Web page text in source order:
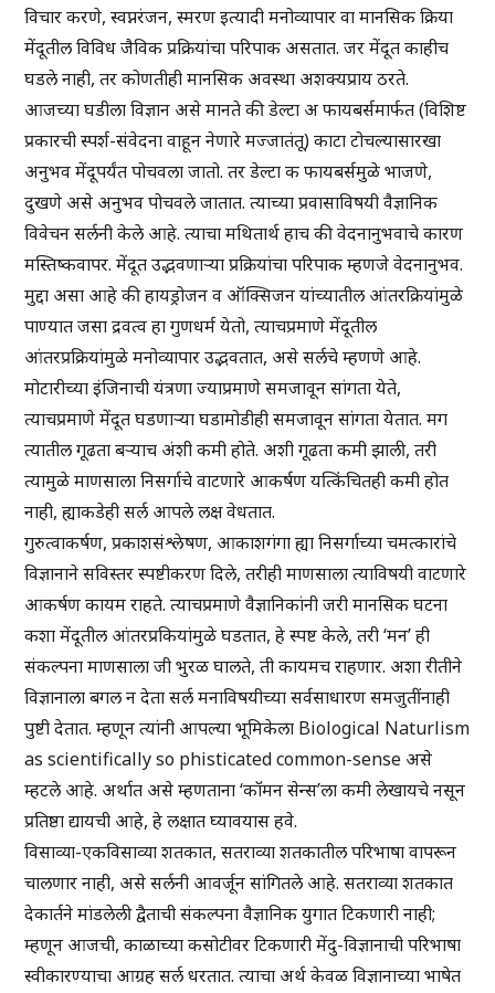
विचार करणे, स्वप्नरंजन, स्मरण इत्यादी मनोव्यापार वा मानसिक क्रिया
मेंदूतील विविध जैविक प्रक्रियांचा परिपाक असतात. जर मेंदूत काहीच
घडले नाही, तर कोणतीही मानसिक अवस्था अशक्यप्राय ठरते.
आजच्या घडीला विज्ञान असे मानते की डेल्टा अ फायबर्समार्फत (विशिष्ट
प्रकारची स्पर्श-संवेदना वाहून नेणारे मज्जातंतू) काटा टोचल्यासारखा
अनुभव मेंदूपर्यंत पोचवला जातो. तर डेल्टा क फायबर्समुळे भाजणे,
दुखणे असे अनुभव पोचवले जातात. त्याच्या प्रवासाविषयी वैज्ञानिक
विवेचन सर्लनी केले आहे. त्याचा मथितार्थ हाच की वेदनानुभवाचे कारण
मस्तिष्कवापर. मेंदूत उद्भवणाऱ्या प्रक्रियांचा परिपाक म्हणजे वेदनानुभव.
मुद्दा असा आहे की हायड्रोजन व ऑक्सिजन यांच्यातील आंतरक्रियांमुळे
पाण्यात जसा द्रवत्व हा गुणधर्म येतो, त्याचप्रमाणे मेंदूतील
आंतरप्रक्रियांमुळे मनोव्यापार उद्भवतात, असे सर्लचे म्हणणे आहे.
मोटारीच्या इंजिनाची यंत्रणा ज्याप्रमाणे समजावून सांगता येते,
त्याचप्रमाणे मेंदूत घडणाऱ्या घडामोडीही समजावून सांगता येतात. मग
त्यातील गूढता बऱ्याच अंशी कमी होते. अशी गूढता कमी झाली, तरी
त्यामुळे माणसाला निसर्गाचे वाटणारे आकर्षण यत्किंचितही कमी होत
नाही, ह्याकडेही सर्ल आपले लक्ष वेधतात.
गुरुत्वाकर्षण, प्रकाशसंश्लेषण, आकाशगंगा ह्या निसर्गाच्या चमत्कारांचे
विज्ञानाने सविस्तर स्पष्टीकरण दिले, तरीही माणसाला त्याविषयी वाटणारे
आकर्षण कायम राहते. त्याचप्रमाणे वैज्ञानिकांनी जरी मानसिक घटना
कशा मेंदूतील आंतरप्रकियांमुळे घडतात, हे स्पष्ट केले, तरी ‘मन’ ही
संकल्पना माणसाला जी भुरळ घालते, ती कायमच राहणार. अशा रीतीने
विज्ञानाला बगल न देता सर्ल मनाविषयीच्या सर्वसाधारण समजुतींनाही
पुष्टी देतात. म्हणून त्यांनी आपल्या भूमिकेला Biological Naturlism
as scientifically so phisticated common-sense असे
म्हटले आहे. अर्थात असे म्हणताना ‘कॉमन सेन्स’ला कमी लेखायचे नसून
प्रतिष्ठा द्यायची आहे, हे लक्षात घ्यावयास हवे.
विसाव्या-एकविसाव्या शतकात, सतराव्या शतकातील परिभाषा वापरून
चालणार नाही, असे सर्लनी आवर्जून सांगितले आहे. सतराव्या शतकात
देकार्तने मांडलेली द्वैताची संकल्पना वैज्ञानिक युगात टिकणारी नाही;
म्हणून आजची, काळाच्या कसोटीवर टिकणारी मेंदु-विज्ञानाची परिभाषा
स्वीकारण्याचा आग्रह सर्ल धरतात. त्याचा अर्थ केवळ विज्ञानाच्या भाषेत